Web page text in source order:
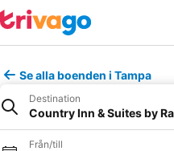
Se alla boenden i Tampa
Destination
Country Inn & Suites by
Från/till